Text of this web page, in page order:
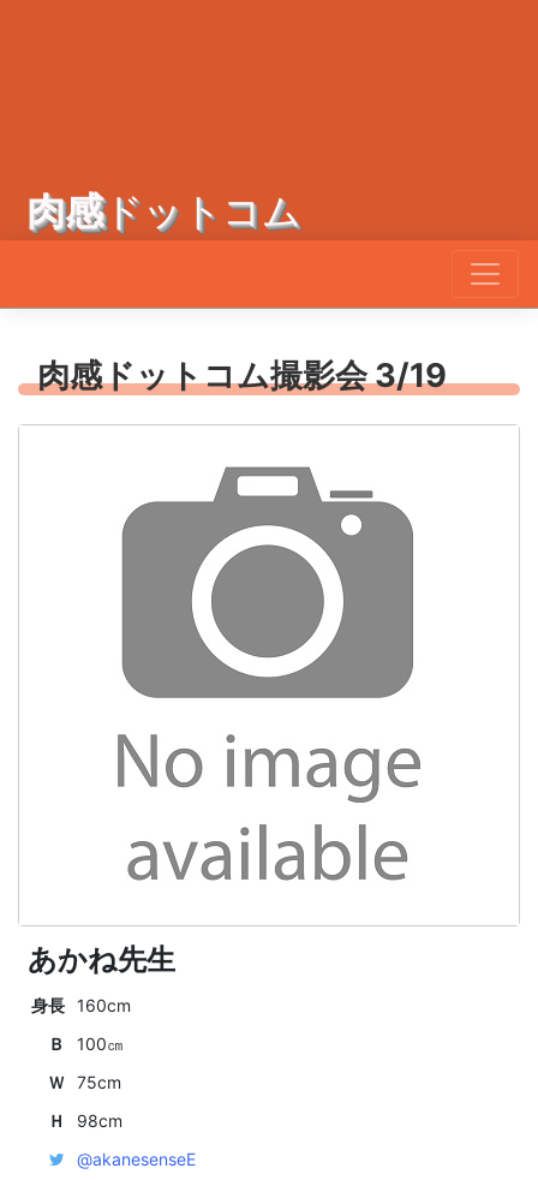
肉感ドットコム
肉感ドットコム撮影会 3/19
あかね先生
身長 160cm
Ｂ
100㎝
Ｗ
75cm
Ｈ
98cm
@akanesenseE